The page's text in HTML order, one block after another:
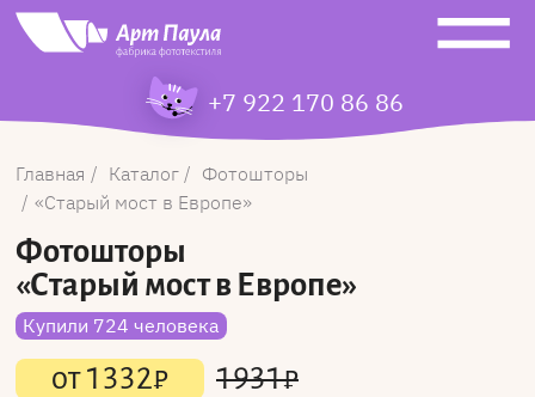
+7 922 170 86 86
Главная Каталог
Фотошторы
Старый мост в Европе
Фотошторы
«Старый мост в Европе»
Купили 724 человека
от1332₽ 1931₽